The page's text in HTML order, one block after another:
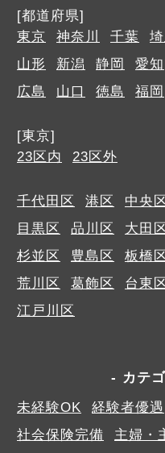
[都道府県]
東京
神奈川 千葉
山形
新潟 静岡 愛知
広島
山口 徳島 福岡
[東京]
23区内
23区外
千代田区 港区 中央
目黒区
品川区 大田
杉並区
豊島区 板橋
荒川区
葛飾区 台東
江戸川区
カテ
未経験OK
経験者優遇
社会保険完備
主婦・